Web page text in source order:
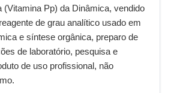
(Vitamina Pp) da Dinâmica, vendido
de grau analítico usado em
e síntese orgânica, preparo de
de laboratório, pesquisa e
de uso profissional, não